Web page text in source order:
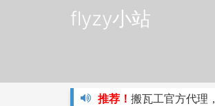
flyzy小站
推荐！ 搬瓦工官方代理，